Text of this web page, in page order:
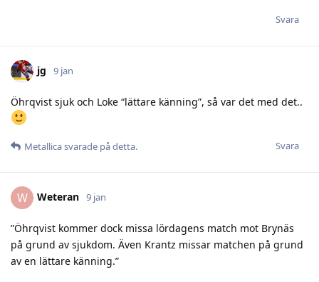
Svara
jg 9 jan
Öhrqvist sjuk och Loke “lättare känning”, så var det med det..
Svara
Metallicasvarade på detta.
W Weteran 9 jan
”Öhrqvist kommer dock missa lördagens match mot Brynäs
på grund av sjukdom. Även Krantz missar matchen på grund
av en lättare känning.”